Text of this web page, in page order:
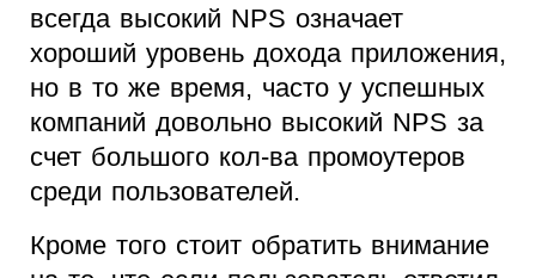
всегда высокий NPS означает
хороший уровень дохода приложения,
но в то же время, часто у успешных
компаний довольно высокий NPS за
счет большого кол-ва промоутеров
среди пользователей.
Кроме того стоит обратить внимание